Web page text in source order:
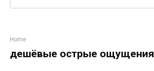
Home
дешёвые острые ощущения